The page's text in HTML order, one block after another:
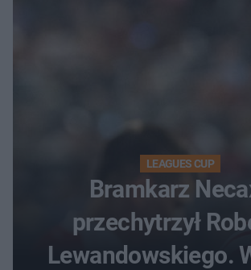
LEAGUES CUP
Bramkarz
przechytrzył
Lewandowskiego.